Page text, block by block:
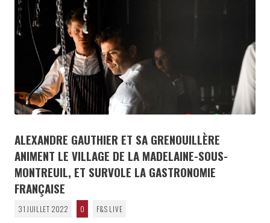
ALEXANDRE GAUTHIER ET SA GRENOUILLÈRE
ANIMENT LE VILLAGE DE LA MADELAINE-SOUS-
MONTREUIL, ET SURVOLE LA GASTRONOMIE
FRANÇAISE
31 JUILLET 2022 0 F&S LIVE